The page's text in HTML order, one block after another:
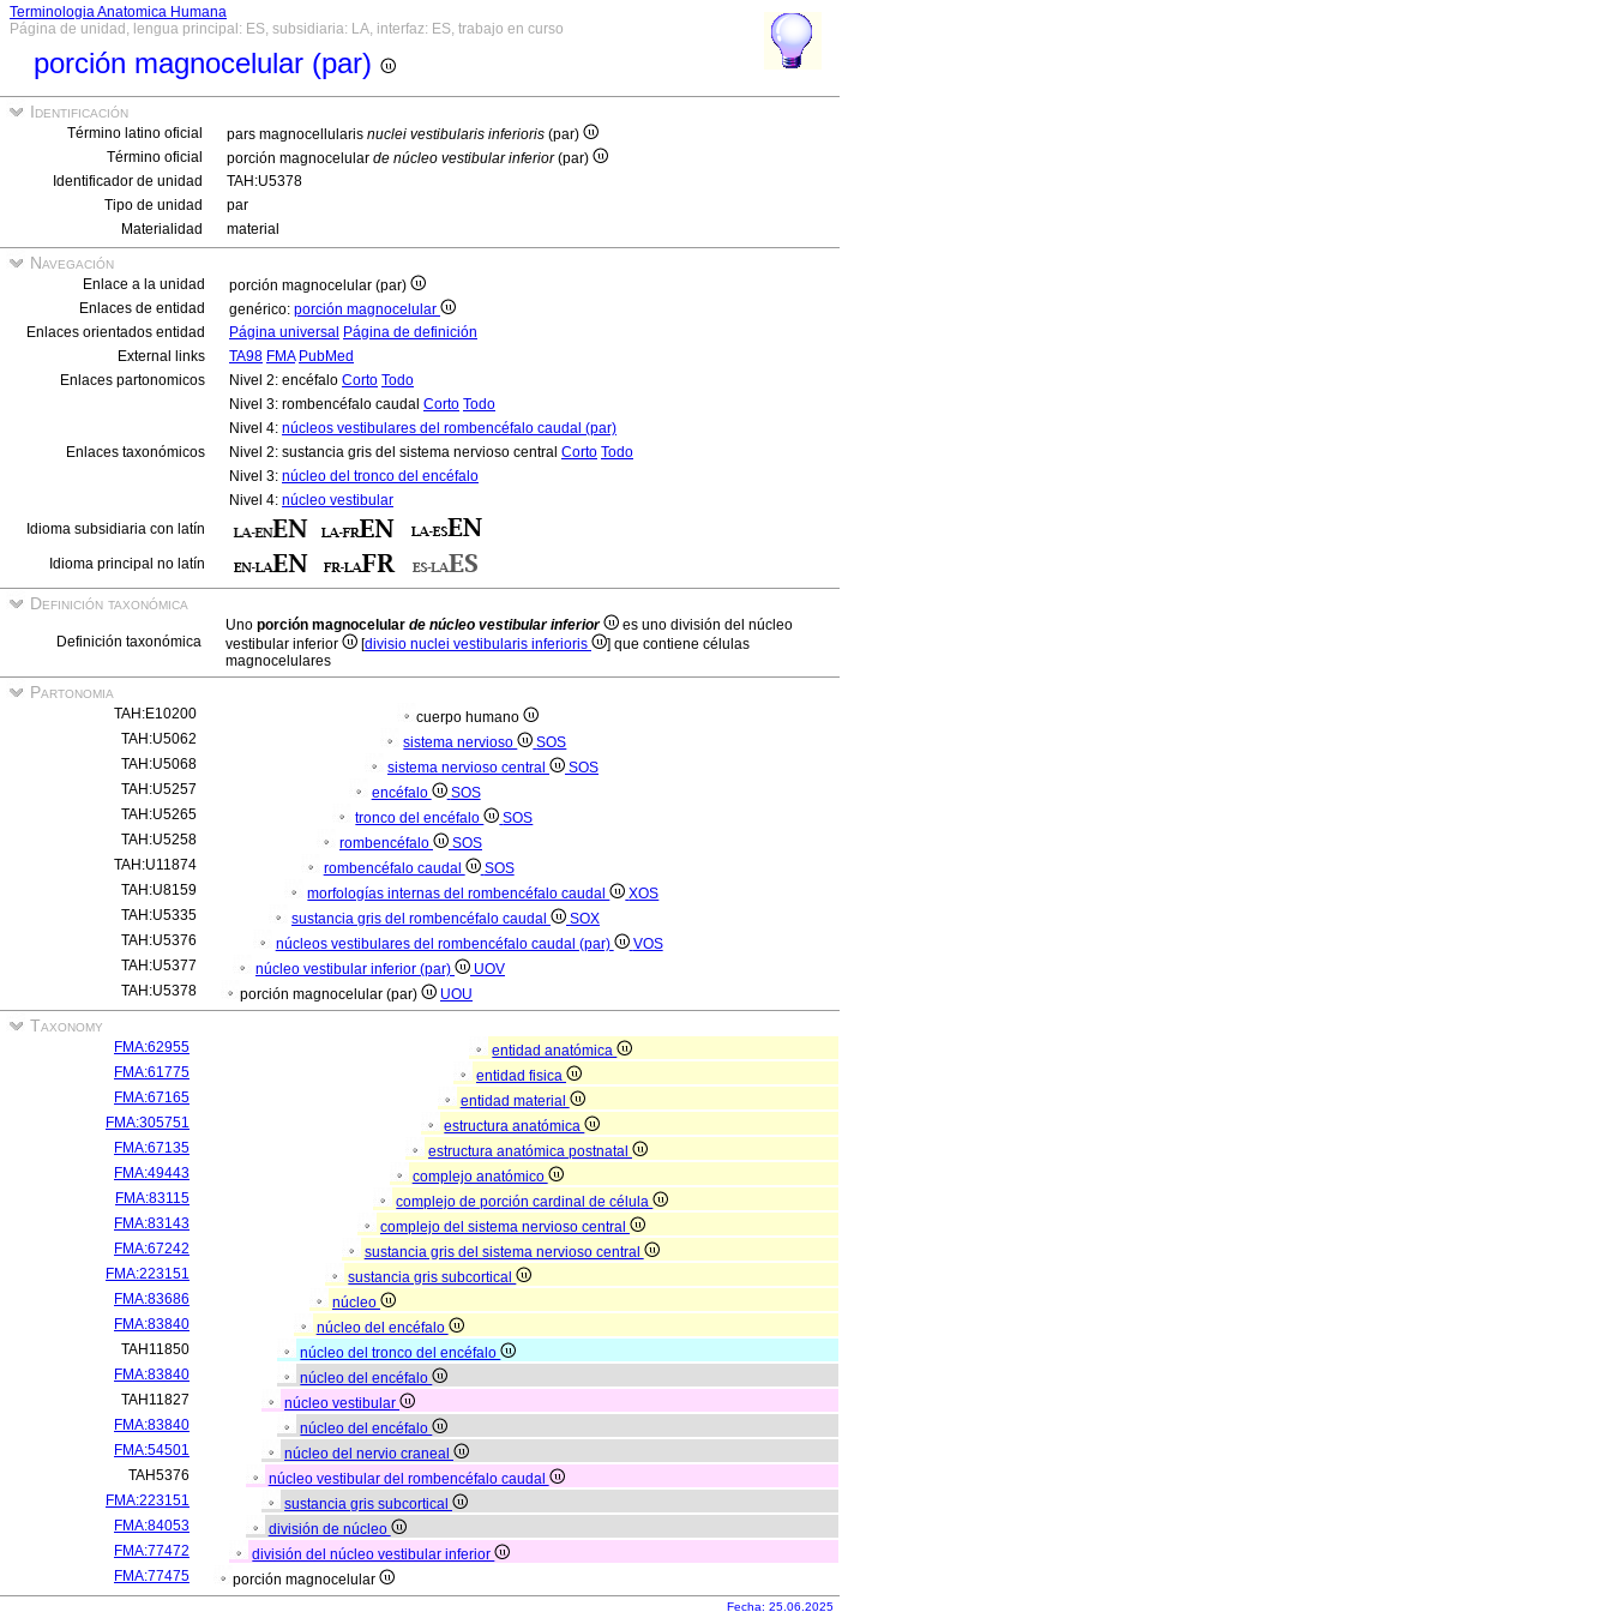
Terminologia Anatomica Humana
Página de unidad, lengua principal: ES, subsidiaria: LA, interfaz: ES, trabajo en curso
porción magnocelular (par)
Identificación
Término latino oficial pars magnocellularis nuclei vestibularis inferioris (par)
Término oficial
porción magnocelular de núcleo vestibular inferior(par)
Identificador de unidad
TAH:U5378
Tipo de unidad
par
Materialidad
material
Navegación
Enlace a la unidad
porción magnocelular (par)
Enlaces de entidad
genérico: porción magnocelular
Enlaces orientados entidad
Página universal Página de definición
External links
TA98 FMA PubMed
Enlaces partonomicos
Nivel 2: encéfalo Corto Todo
Nivel 3: rombencéfalo caudal Corto Todo
Nivel 4: núcleos vestibulares del rombencéfalo caudal (par)
Enlaces taxonómicos
Nivel 2: sustancia gris del sistema nervioso central Corto Todo
Nivel 3: núcleo del tronco del encéfalo
Nivel 4: núcleo vestibular
Idioma subsidiaria con latín
Idioma principal no latín
Definición taxonómica
Definición taxonómica
Uno porción magnocelular de núcleo vestibular inferior
es uno división del núcleo
vestibular inferior
[divisio nuclei vestibularis inferioris
] que contiene células
magnocelulares
Partonomia
TAH:E10200
cuerpo humano
TAH:U5062
sistema nervioso
SOS
TAH:U5068
sistema nervioso central
SOS
TAH:U5257
encéfalo
SOS
TAH:U5265
tronco del encéfalo
SOS
TAH:U5258
rombencéfalo
SOS
TAH:U11874
rombencéfalo caudal
SOS
TAH:U8159
morfologías internas del rombencéfalo caudal
XOS
TAH:U5335
sustancia gris del rombencéfalo caudal
SOX
TAH:U5376
núcleos vestibulares del rombencéfalo caudal (par)
VOS
TAH:U5377
núcleo vestibular inferior (par)
UOV
TAH:U5378
porción magnocelular (par) UOU
Taxonomy
FMA:62955
entidad anatómica
FMA:61775
entidad fisica
FMA:67165
entidad material
FMA:305751
estructura anatómica
FMA:67135
estructura anatómica postnatal
FMA:49443
complejo anatómico
FMA:83115
complejo de porción cardinal de célula
FMA:83143
complejo del sistema nervioso central
FMA:67242
sustancia gris del sistema nervioso central
FMA:223151
sustancia gris subcortical
FMA:83686
núcleo
FMA:83840
núcleo del encéfalo
TAH11850
núcleo del tronco del encéfalo
FMA:83840
núcleo del encéfalo
TAH11827
núcleo vestibular
FMA:83840
núcleo del encéfalo
FMA:54501
núcleo del nervio craneal
TAH5376
núcleo vestibular del rombencéfalo caudal
FMA:223151
sustancia gris subcortical
FMA:84053
división de núcleo
FMA:77472
división del núcleo vestibular inferior
FMA:77475
porción magnocelular
Fecha: 25.06.2025